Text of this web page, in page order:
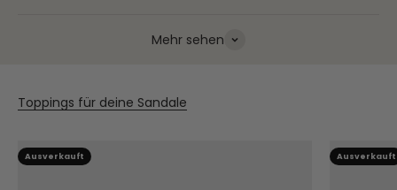
Mehr sehen
Toppings für deine Sandale
Ausverkauft Ausverkauft